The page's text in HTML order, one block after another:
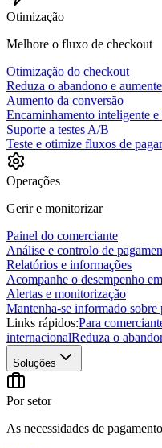
Otimização
Melhore o fluxo de checkout
Otimização do checkout
Reduza o abandono e
Aumento da conversão
Encaminhamento inteligente
Suporte a testes A/B
Teste e otimize fluxos de
Operações
Gerir e monitorizar
Painel do comerciante
Análise e controlo de
Relatórios e informações
Acompanhe o desempenho
Alertas e monitorização
Mantenha-se informado sobre
Links rápidos:Para
internacionalReduza o
Soluções
Por setor
As necessidades de